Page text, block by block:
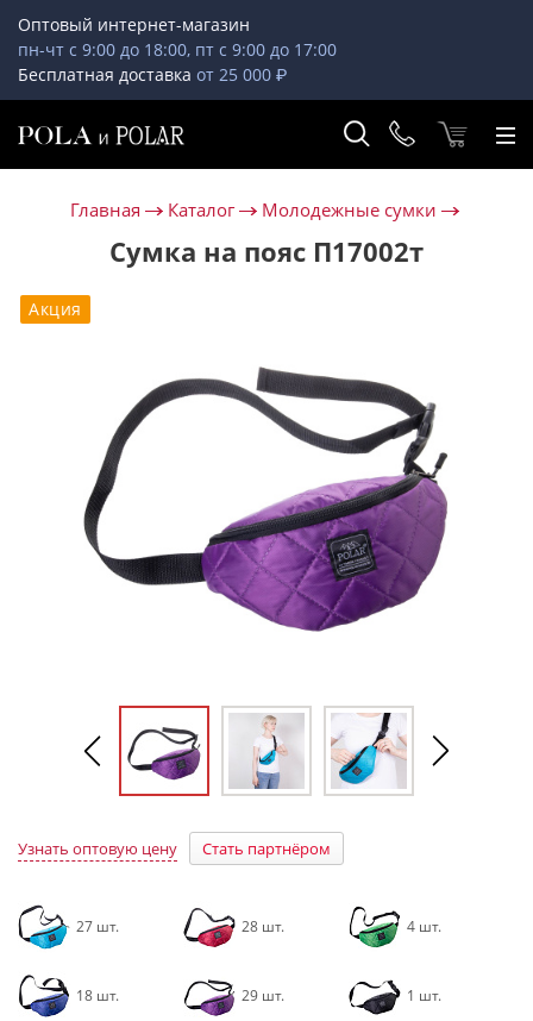
Оптовый интернет-магазин
пн-чт с 9:00 до 18:00, пт с 9:00 до 17:00
Бесплатная доставка от 25 000 ₽
Главная Каталог Молодежные сумки
Сумка на пояс П17002т
Акция
Узнать оптовую цену Стать партнёром
27 шт. 28 шт. 4 шт.
18 шт. 29 шт. 1 шт.